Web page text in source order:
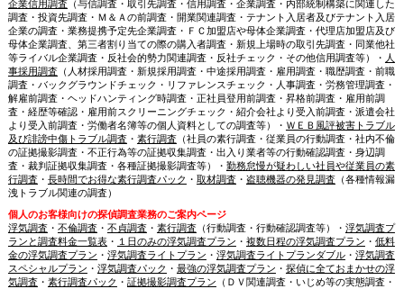
企業信用調査（与信調査・取引先調査・信用調査・企業調査・内部統制構築に関連した
調査・投資先調査・Ｍ＆Ａの前調査・開業関連調査・テナント入居者及びテナント入居
企業の調査・業務提携予定先企業調査・ＦＣ加盟店や母体企業調査・代理店加盟店及び
母体企業調査、第三者割り当ての際の購入者調査・新規上場時の取引先調査・同業他社
等ライバル企業調査・反社会的勢力関連調査・反社チェック・その他信用調査等）・ 人
事採用調査（人材採用調査・新規採用調査・中途採用調査・雇用調査・職歴調査・前職
調査・バックグラウンドチェック・リファレンスチェック・人事調査・労務管理調査・
解雇前調査・ヘッドハンティング時調査・正社員登用前調査・昇格前調査・雇用前調
査・経歴等確認・雇用前スクリーニングチェック・紹介会社より受入前調査・派遣会社
より受入前調査・労働者名簿等の個人資料としての調査等）・ ＷＥＢ風評被害トラブル
及び誹謗中傷トラブル調査・ 素行調査（社員の素行調査・従業員の行動調査・社内不倫
の証拠撮影調査・不正行為等の証拠収集調査・出入り業者等の行動確認調査・身辺調
査・裁判証拠収集調査・各種証拠撮影調査等）・ 勤務怠慢が疑わしい社員や従業員の素
行調査・ 長時間でお得な素行調査パック ・ 取材調査・ 盗聴機器の発見調査（各種情報漏
洩トラブル関連の調査）
個人のお客様向けの探偵調査業務のご案内ページ
浮気調査・ 不倫調査・ 不貞調査・ 素行調査（行動調査・行動確認調査等）・ 浮気調査プ
ランと調査料金一覧表・ １日のみの浮気調査プラン ・ 複数日程の浮気調査プラン ・ 低料
金の浮気調査プラン ・ 浮気調査ライトプラン ・ 浮気調査ライトプランダブル・ 浮気調査
スペシャルプラン ・ 浮気調査パック ・ 最強の浮気調査プラン ・ 探偵に全ておまかせの浮
気調査・ 素行調査パック ・ 証拠撮影調査プラン （ＤＶ関連調査・いじめ等の実態調査・